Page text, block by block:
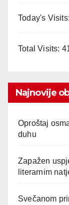
Today's Visits:
Total Visits:
Najnovije
Oproštaj
duhu
Zapažen
literarnim
Svečanom